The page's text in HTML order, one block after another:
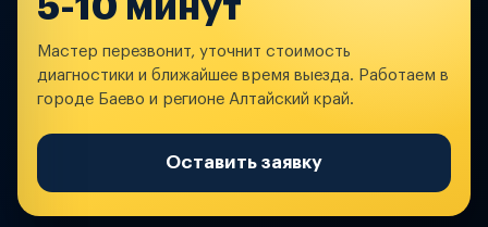
5-10 минут
Мастер перезвонит, уточнит стоимость
диагностики и ближайшее время выезда. Работаем в
городе Баево и регионе Алтайский край.
Оставить заявку